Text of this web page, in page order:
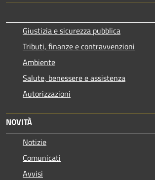
Giustizia e sicurezza pubblica
Tributi, finanze e contravvenzioni
Ambiente
Salute, benessere e assistenza
Autorizzazioni
NOVITÀ
Notizie
Comunicati
Avvisi